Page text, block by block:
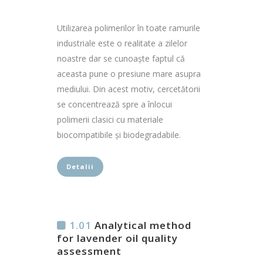
Utilizarea polimerilor în toate ramurile
industriale este o realitate a zilelor
noastre dar se cunoaște faptul că
aceasta pune o presiune mare asupra
mediului. Din acest motiv, cercetătorii
se concentrează spre a înlocui
polimerii clasici cu materiale
biocompatibile și biodegradabile.
Detalii
1.01 Analytical method
for lavender oil quality
assessment